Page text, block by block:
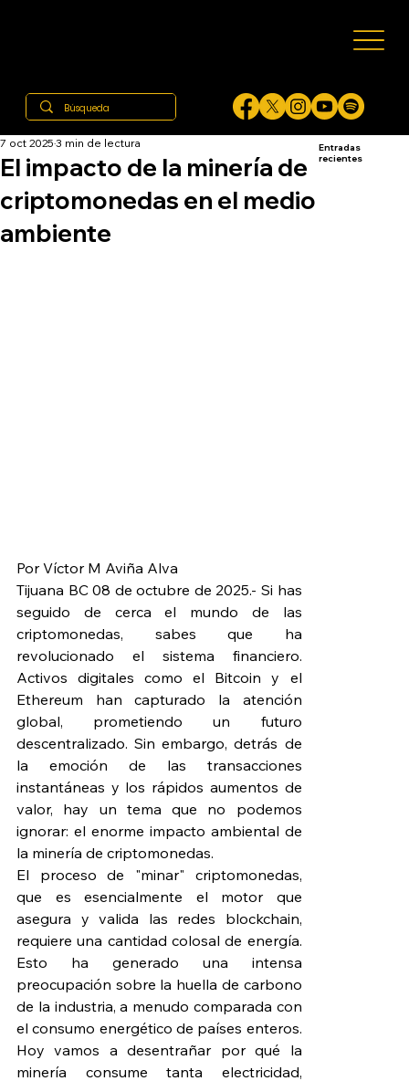
El impacto de la minería de
criptomonedas en el medio
ambiente
7 oct 2025 3 min de lectura
Por Víctor M Aviña Alva
Tijuana BC 08 de octubre de 2025.- Si has
seguido de cerca el mundo de las
criptomonedas, sabes que ha
revolucionado el sistema financiero.
Activos digitales como el Bitcoin y el
Ethereum han capturado la atención
global, prometiendo un futuro
descentralizado. Sin embargo, detrás de
la emoción de las transacciones
instantáneas y los rápidos aumentos de
valor, hay un tema que no podemos
ignorar: el enorme impacto ambiental de
la minería de criptomonedas.
El proceso de "minar" criptomonedas,
que es esencialmente el motor que
asegura y valida las redes blockchain,
requiere una cantidad colosal de energía.
Esto ha generado una intensa
preocupación sobre la huella de carbono
de la industria, a menudo comparada con
el consumo energético de países enteros.
Hoy vamos a desentrañar por qué la
minería consume tanta electricidad,
Entradas
recientes